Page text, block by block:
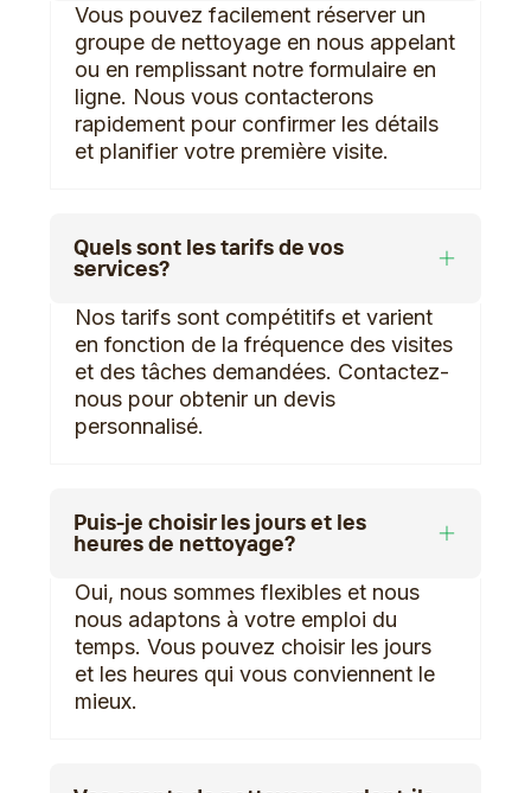
Vous pouvez facilement réserver un
groupe de nettoyage en nous appelant
ou en remplissant notre formulaire en
ligne. Nous vous contacterons
rapidement pour confirmer les détails
et planifier votre première visite.
Quels sont les tarifs de vos
services?
Nos tarifs sont compétitifs et varient
en fonction de la fréquence des visites
et des tâches demandées. Contactez-
nous pour obtenir un devis
personnalisé.
Puis-je choisir les jours et les
heures de nettoyage?
Oui, nous sommes flexibles et nous
nous adaptons à votre emploi du
temps. Vous pouvez choisir les jours
et les heures qui vous conviennent le
mieux.